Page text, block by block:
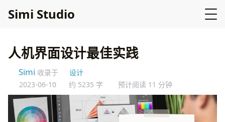
Simi Studio
人机界面设计最佳实践
Simi 收录于
设计
2023-06-10
约 5235 字 预计阅读 11 分钟